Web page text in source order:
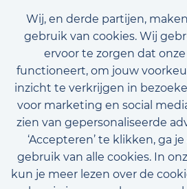
Wij, en derde partijen,
gebruik van cookies. Wij
ervoor te zorgen dat
functioneert, om jouw
inzicht te verkrijgen in
voor marketing en social
zien van gepersonaliseerde
‘Accepteren’ te klikken, ga
gebruik van alle cookies. In
kun je meer lezen over de
Bekijk vacature
Bekijk onze